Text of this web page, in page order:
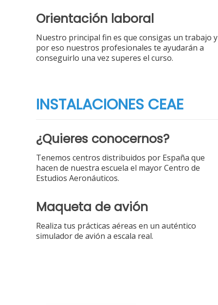
Orientación laboral
Nuestro principal fin es que consigas un trabajo y
por eso nuestros profesionales te ayudarán a
conseguirlo una vez superes el curso.
INSTALACIONES CEAE
¿Quieres conocernos?
Tenemos centros distribuidos por España que
hacen de nuestra escuela el mayor Centro de
Estudios Aeronáuticos.
Maqueta de avión
Realiza tus prácticas aéreas en un auténtico
simulador de avión a escala real.